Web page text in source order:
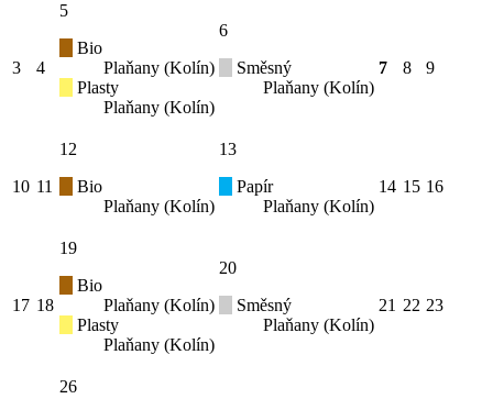
3 4
5
Bio
Plaňany (Kolín)
Plasty
Plaňany (Kolín)
6
Směsný
Plaňany (Kolín)
7 8 9
10 11
12
Bio
Plaňany (Kolín)
13
Papír
Plaňany (Kolín)
14 15 16
17 18
19
Bio
Plaňany (Kolín)
Plasty
Plaňany (Kolín)
20
Směsný
Plaňany (Kolín)
21 22 23
26